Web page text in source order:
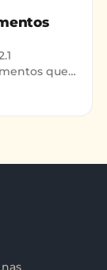
que
da